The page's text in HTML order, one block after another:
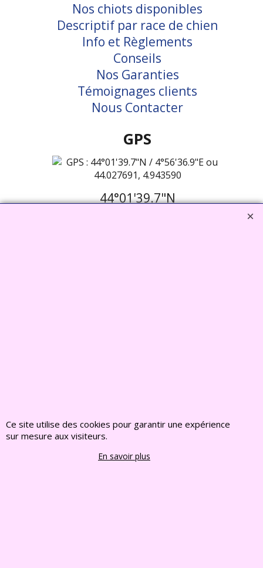
Nos chiots disponibles
Descriptif par race de chien
Info et Règlements
Conseils
Nos Garanties
Témoignages clients
Nous Contacter
GPS
44°01'39.7"N
francechiots@outlook.fr
Ce site utilise des cookies pour garantir une expérience
sur mesure aux visiteurs.
En savoir plus